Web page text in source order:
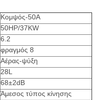
Κομψός-50A
50HP/37KW
6.2
φραγμός 8
Αέρας-ψύξη
28L
68±2dB
Άμεσος τύπος κίνησης